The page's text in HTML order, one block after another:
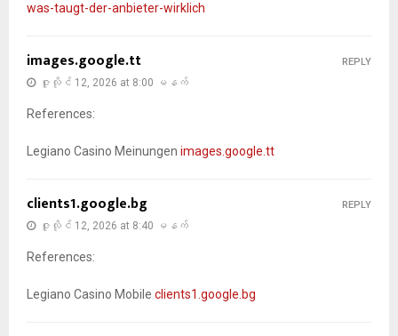
was-taugt-der-anbieter-wirklich
images.google.tt
ဇူလိုင် 12, 2026 at 8:00 မနက်
References:
Legiano Casino Meinungen images.google.tt
REPLY
clients1.google.bg
ဇူလိုင် 12, 2026 at 8:40 မနက်
References:
Legiano Casino Mobile clients1.google.bg
REPLY